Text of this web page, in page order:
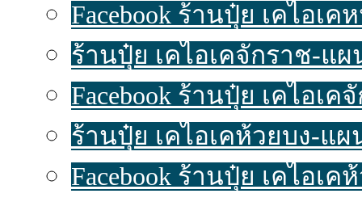
Facebook ร้านปุ๋ย เคไอ
ร้านปุ๋ย เคไอเคจักราช-แ
Facebook ร้านปุ๋ย เคไอ
ร้านปุ๋ย เคไอเคห้วยบง-แ
Facebook ร้านปุ๋ย เคไอเ